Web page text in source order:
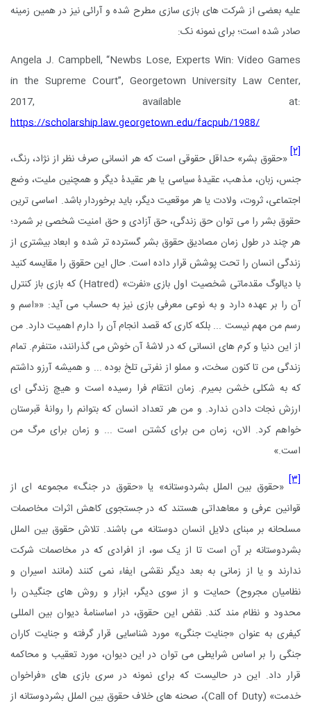
علیه بعضی از شرکت های بازی سازی مطرح شده و آرائی نیز در همین زمینه
صادر شده است؛ برای نمونه نک:
Angela J. Campbell, “Newbs Lose, Experts Win: Video Games
in the Supreme Court”, Georgetown University Law Center,
2017, available at:
https://scholarship.law.georgetown.edu/facpub/1988/
[۲]«حقوق بشر» حداقل حقوقی است که هر انسانی صرف نظر از نژاد، رنگ،
جنس، زبان، مذهب، عقیدۀ سیاسی یا هر عقیدۀ دیگر و همچنین ملیت، وضع
اجتماعی، ثروت، ولادت یا هر موقعیت دیگر، باید برخوردار باشد. اساسی ترین
حقوق بشر را می توان حق زندگی، حق آزادی و حق امنیت شخصی بر شمرد؛
هر چند در طول زمان مصادیق حقوق بشر گسترده تر شده و ابعاد بیشتری از
زندگی انسان را تحت پوشش قرار داده است. حال این حقوق را مقایسه کنید
با دیالوگ مقدماتی شخصیت اول بازی «نفرت» (
Hatred
) که بازی باز کنترل
آن را بر عهده دارد و به نوعی معرفی بازی نیز به حساب می آید: ««اسم و
رسم من مهم نیست ... بلکه کاری که قصد انجام آن را دارم اهمیت دارد. من
از این دنیا و کرم های انسانی که در لاشۀ آن خوش می گذرانند، متنفرم. تمام
زندگی من تا کنون سخت، و مملو از نفرتی تلخ بوده ... و همیشه آرزو داشتم
که به شکلی خشن بمیرم. زمان انتقام فرا رسیده است و هیچ زندگی ای
ارزش نجات دادن ندارد. و من هر تعداد انسان که بتوانم را روانۀ قبرستان
خواهم کرد. الان، زمان من برای کشتن است ... و زمان برای مرگ من
است.»
[۳] «حقوق بین الملل بشردوستانه» یا «حقوق در جنگ» مجموعه ای از
قوانین عرفی و معاهداتی هستند که در جستجوی کاهش اثرات مخاصمات
مسلحانه بر مبنای دلایل انسان دوستانه می باشند. تلاش حقوق بین الملل
بشردوستانه بر آن است تا از یک سو، از افرادی که در مخاصمات شرکت
ندارند و یا از زمانی به بعد دیگر نقشی ایفاء نمی کنند (مانند اسیران و
نظامیان مجروح) حمایت و از سوی دیگر، ابزار و روش های جنگیدن را
محدود و نظام مند کند. نقض این حقوق، در اساسنامۀ دیوان بین المللی
کیفری به عنوان «جنایت جنگی» مورد شناسایی قرار گرفته و جنایت کاران
جنگی را بر اساس شرایطی می توان در این دیوان، مورد تعقیب و محاکمه
قرار داد. این در حالیست که برای نمونه در سری بازی های «فراخوان
خدمت» (
Call of Duty
)، صحنه های خلاف حقوق بین الملل بشردوستانه از